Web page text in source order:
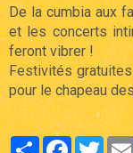
De la cumbia aux
et les concerts
feront vibrer !
Festivités
pour le chapeau
PartagerFacebook